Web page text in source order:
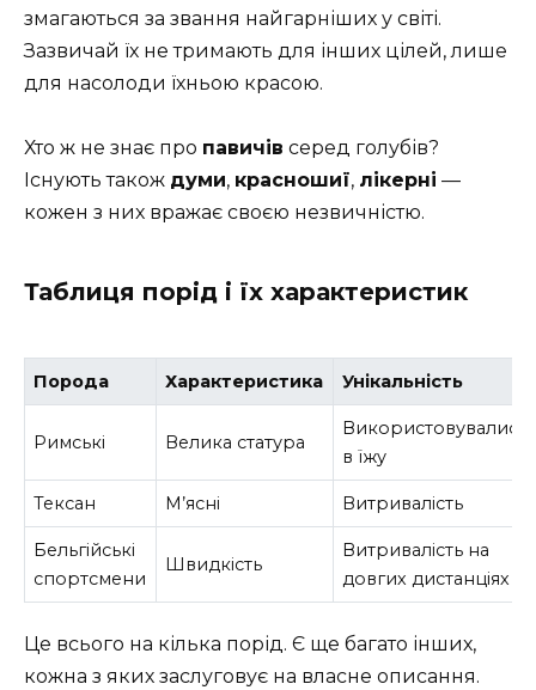
змагаються за звання найгарніших у світі.
Зазвичай їх не тримають для інших цілей, лише
для насолоди їхньою красою.
Хто ж не знає про павичів серед голубів?
Існують також думи, красношиї, лікерні —
кожен з них вражає своєю незвичністю.
Таблиця порід і їх характеристик
Порода Характеристика Унікальність
Римські Велика статура
Використовувались
в їжу
Тексан М’ясні Витривалість
Бельгійські
спортсмени
Швидкість
Витривалість на
довгих дистанціях
Це всього на кілька порід. Є ще багато інших,
кожна з яких заслуговує на власне описання.